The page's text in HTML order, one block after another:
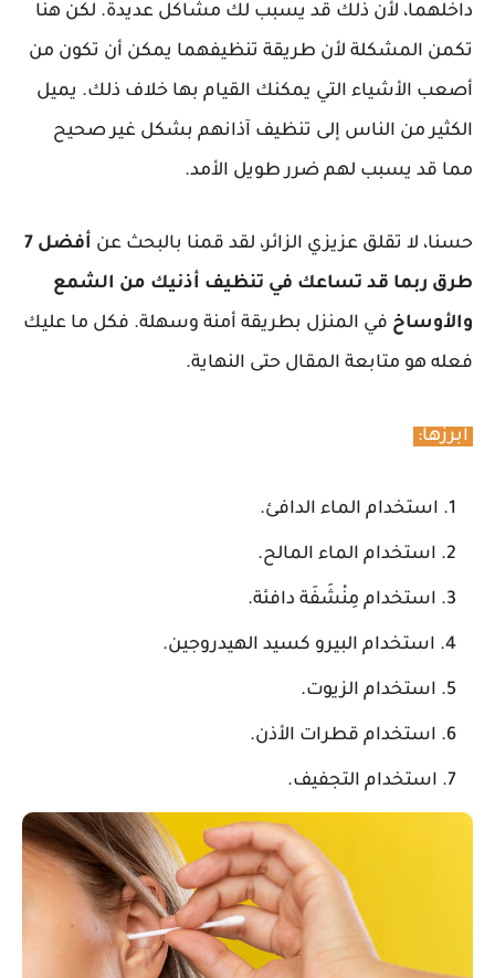
داخلهما، لأن ذلك قد يسبب لك مشاكل عديدة. لكن هنا
تكمن المشكلة لأن طريقة تنظيفهما يمكن أن تكون من
أصعب الأشياء التي يمكنك القيام بها خلاف ذلك. يميل
الكثير من الناس إلى تنظيف آذانهم بشكل غير صحيح
مما قد يسبب لهم ضرر طويل الأمد.
حسنا، لا تقلق عزيزي الزائر، لقد قمنا بالبحث عن
أفضل 7
طرق ربما قد تساعك في تنظيف أذنيك من الشمع
والأوساخ في المنزل بطريقة أمنة وسهلة. فكل ما عليك
فعله هو متابعة المقال حتى النهاية.
أبرزها:
استخدام الماء الدافئ.
استخدام الماء المالح.
استخدام مِنْشَفَة دافئة.
استخدام البيرو كسيد الهيدروجين.
استخدام الزيوت.
استخدام قطرات الأذن.
استخدام التجفيف.